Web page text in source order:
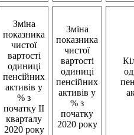
Зміна
показника
чистої
вартості
одиниці
пенсійних
активів у
% з
початку II
кварталу
2020 року
Зміна
показника
чистої
вартості
одиниці
пенсійних
активів у
% з
початку
2020 року